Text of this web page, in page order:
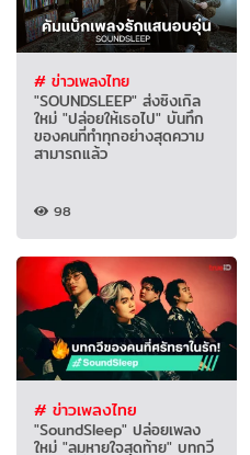
# ข่าวเพลงไทย
"SOUNDSLEEP" ส่งซิงเกิล
ใหม่ "ปล่อยให้เธอไป" บันทึก
ของคนที่ทำทุกอย่างสุดความ
สามารถแล้ว
98
# ข่าวเพลงไทย
"SoundSleep" ปล่อยเพลง
ใหม่ "ลมหายใจสุดท้าย" บทกวี